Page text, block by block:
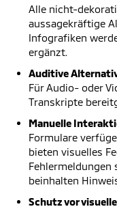
Alle nicht-
aussagekräftige
Infografiken
ergänzt.
Auditive
Für Audio- oder
Transkripte
Manuelle
Formulare
bieten visuelles
beinhalten
Schutz vor